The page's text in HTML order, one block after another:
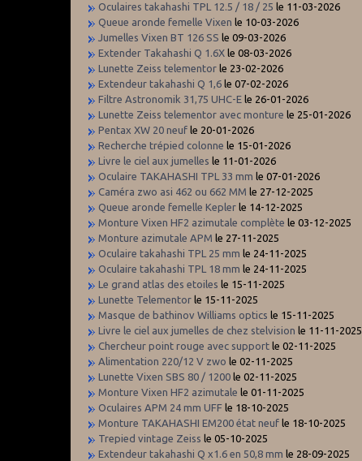
Oculaires takahashi TPL 12.5 / 18 / 25 le 11-03-2026
Queue aronde femelle Vixen le 10-03-2026
Jumelles Vixen BT 126 SS le 09-03-2026
Extender Takahashi Q 1.6X le 08-03-2026
Lunette Zeiss telementor le 23-02-2026
Extendeur takahashi Q 1,6 le 07-02-2026
Filtre Astronomik 31,75 UHC-E le 26-01-2026
Lunette Zeiss telementor avec monture le 25-01-2026
Pentax XW 20 neuf le 20-01-2026
Recherche trépied colonne le 15-01-2026
Livre le ciel aux jumelles le 11-01-2026
Oculaire TAKAHASHI TPL 33 mm le 07-01-2026
Caméra zwo asi 462 ou 662 MM le 27-12-2025
Queue aronde femelle Kepler le 14-12-2025
Monture Vixen HF2 azimutale complète le 03-12-2025
Monture azimutale APM le 27-11-2025
Oculaire takahashi TPL 25 mm le 24-11-2025
Oculaire takahashi TPL 18 mm le 24-11-2025
Le grand atlas des etoiles le 15-11-2025
Lunette Telementor le 15-11-2025
Masque de bathinov Williams optics le 15-11-2025
Livre le ciel aux jumelles de chez stelvision le 11-11-2025
Chercheur point rouge avec support le 02-11-2025
Alimentation 220/12 V zwo le 02-11-2025
Lunette Vixen SBS 80 / 1200 le 02-11-2025
Monture Vixen HF2 azimutale le 01-11-2025
Oculaires APM 24 mm UFF le 18-10-2025
Monture TAKAHASHI EM200 état neuf le 18-10-2025
Trepied vintage Zeiss le 05-10-2025
Extendeur takahashi Q x1.6 en 50,8 mm le 28-09-2025